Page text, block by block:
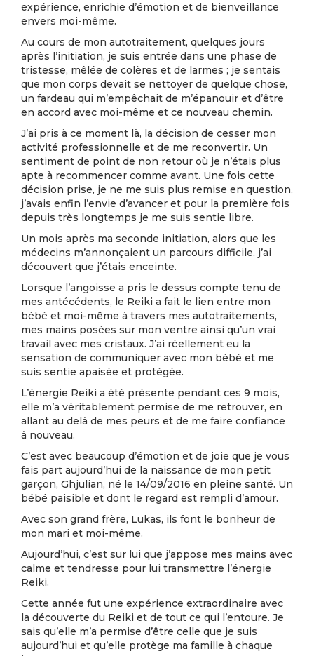
expérience, enrichie d’émotion et de bienveillance
envers moi-même.
Au cours de mon autotraitement, quelques jours
après l’initiation, je suis entrée dans une phase de
tristesse, mêlée de colères et de larmes ; je sentais
que mon corps devait se nettoyer de quelque chose,
un fardeau qui m’empêchait de m’épanouir et d’être
en accord avec moi-même et ce nouveau chemin.
J’ai pris à ce moment là, la décision de cesser mon
activité professionnelle et de me reconvertir. Un
sentiment de point de non retour où je n’étais plus
apte à recommencer comme avant. Une fois cette
décision prise, je ne me suis plus remise en question,
j’avais enfin l’envie d’avancer et pour la première fois
depuis très longtemps je me suis sentie libre.
Un mois après ma seconde initiation, alors que les
médecins m’annonçaient un parcours difficile, j’ai
découvert que j’étais enceinte.
Lorsque l’angoisse a pris le dessus compte tenu de
mes antécédents, le Reiki a fait le lien entre mon
bébé et moi-même à travers mes autotraitements,
mes mains posées sur mon ventre ainsi qu’un vrai
travail avec mes cristaux. J’ai réellement eu la
sensation de communiquer avec mon bébé et me
suis sentie apaisée et protégée.
L’énergie Reiki a été présente pendant ces 9 mois,
elle m’a véritablement permise de me retrouver, en
allant au delà de mes peurs et de me faire confiance
à nouveau.
C’est avec beaucoup d’émotion et de joie que je vous
fais part aujourd’hui de la naissance de mon petit
garçon, Ghjulian, né le 14/09/2016 en pleine santé. Un
bébé paisible et dont le regard est rempli d’amour.
Avec son grand frère, Lukas, ils font le bonheur de
mon mari et moi-même.
Aujourd’hui, c’est sur lui que j’appose mes mains avec
calme et tendresse pour lui transmettre l’énergie
Reiki.
Cette année fut une expérience extraordinaire avec
la découverte du Reiki et de tout ce qui l’entoure. Je
sais qu’elle m’a permise d’être celle que je suis
aujourd’hui et qu’elle protège ma famille à chaque